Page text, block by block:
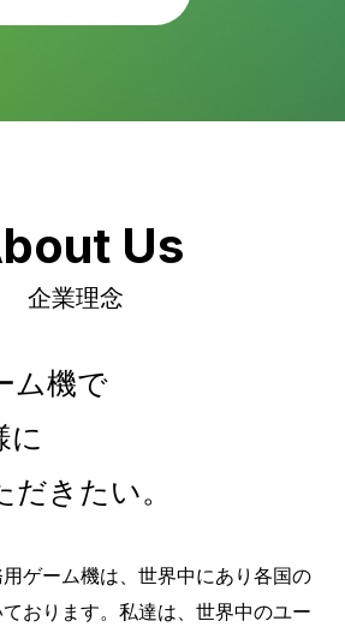
Us
企業理念
ム機で
に
きたい。
ゲーム機は、世界中にあり各国の
おります。私達は、世界中のユー